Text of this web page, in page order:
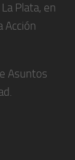
Plata, en
Acción
Asuntos